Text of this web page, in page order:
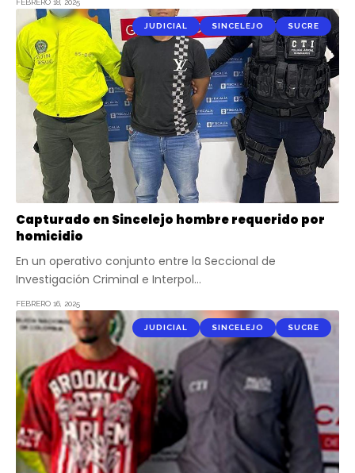
FEBRERO 18, 2025
JUDICIAL SINCELEJO SUCRE
Capturado en Sincelejo hombre requerido por
homicidio
En un operativo conjunto entre la Seccional de
Investigación Criminal e Interpol…
FEBRERO 16, 2025
JUDICIAL SINCELEJO SUCRE